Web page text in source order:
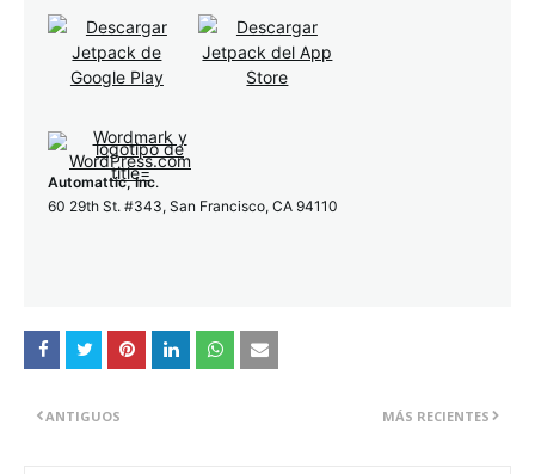
Automattic, Inc.
60 29th St. #343, San Francisco, CA 94110
MÁS RECIENTES
ANTIGUOS